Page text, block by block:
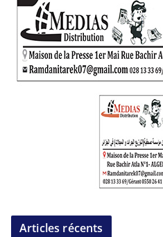
Articles récents